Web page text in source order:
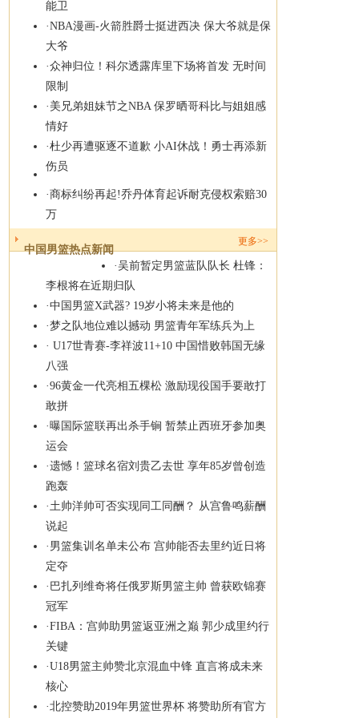
能卫
·NBA漫画-火箭胜爵士挺进西决 保大爷就是保
大爷
·众神归位！科尔透露库里下场将首发 无时间
限制
· 美兄弟姐妹节之NBA 保罗晒哥科比与姐姐感
情好
·杜少再遭驱逐不道歉 小AI休战！勇士再添新
伤员
·商标纠纷再起!乔丹体育起诉耐克侵权索赔30
万
中国男篮热点新闻
更多>>
·吴前暂定男篮蓝队队长 杜锋：
李根将在近期归队
·中国男篮X武器? 19岁小将未来是他的
·梦之队地位难以撼动 男篮青年军练兵为上
· U17世青赛-李祥波11+10 中国惜败韩国无缘
八强
·96黄金一代亮相五棵松 激励现役国手要敢打
敢拼
·曝国际篮联再出杀手锏 暂禁止西班牙参加奥
运会
·遗憾！篮球名宿刘贵乙去世 享年85岁曾创造
跑轰
· 土帅洋帅可否实现同工同酬？ 从宫鲁鸣薪酬
说起
· 男篮集训名单未公布 宫帅能否去里约近日将
定夺
· 巴扎列维奇将任俄罗斯男篮主帅 曾获欧锦赛
冠军
·FIBA：宫帅助男篮返亚洲之巅 郭少成里约行
关键
·U18男篮主帅赞北京混血中锋 直言将成未来
核心
·北控赞助2019年男篮世界杯 将赞助所有官方